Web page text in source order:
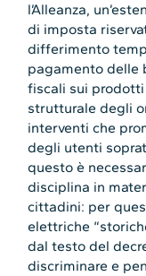
l’Alleanza,
di imposta
differimento
pagamento delle
fiscali sui prodotti
strutturale degli
interventi che
degli utenti
questo è
disciplina in
cittadini: per
elettriche
dal testo del
discriminare e